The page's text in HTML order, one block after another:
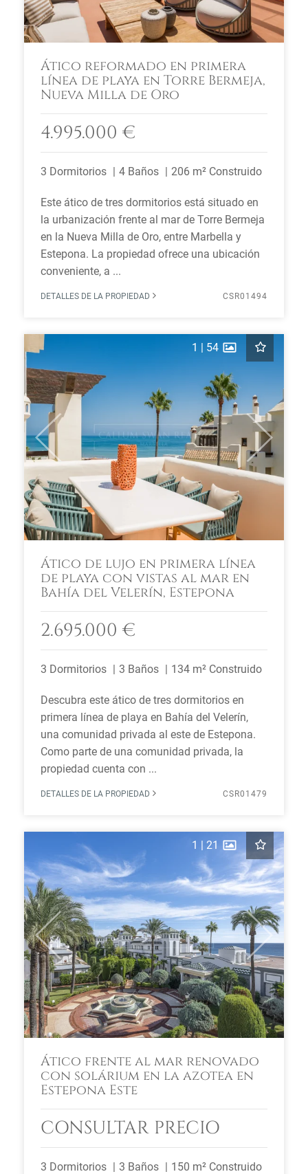
Ático reformado en primera
línea de playa en Torre Bermeja,
Nueva Milla de Oro
4.995.000 €
3 Dormitorios 4 Baños 206 m² Construido
Este ático de tres dormitorios está situado en
la urbanización frente al mar de Torre Bermeja
en la Nueva Milla de Oro, entre Marbella y
Estepona. La propiedad ofrece una ubicación
conveniente, a ...
DETALLES DE LA PROPIEDAD CSR01494
Previous Next
1 | 54
Ático de lujo en primera línea
de playa con vistas al mar en
Bahía del Velerín, Estepona
2.695.000 €
3 Dormitorios 3 Baños 134 m² Construido
Descubra este ático de tres dormitorios en
primera línea de playa en Bahía del Velerín,
una comunidad privada al este de Estepona.
Como parte de una comunidad privada, la
propiedad cuenta con ...
DETALLES DE LA PROPIEDAD CSR01479
Previous Next
1 | 21
Ático frente al mar renovado
con solárium en la azotea en
Estepona Este
CONSULTAR PRECIO
3 Dormitorios 3 Baños 150 m² Construido